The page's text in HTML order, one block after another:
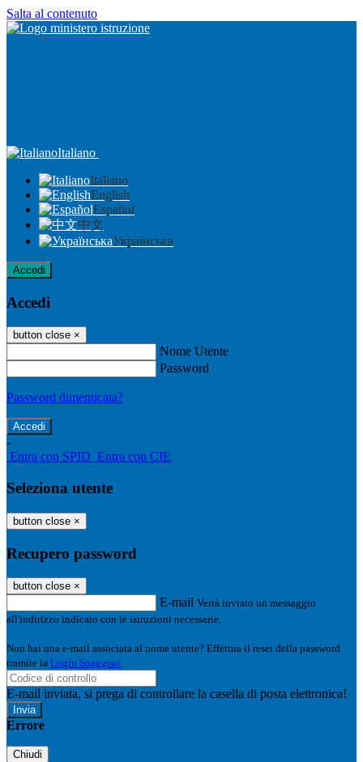
Salta al contenuto
Italiano
Italiano
English
Español
中文
Українська
Accedi
Accedi
button close ×
Nome Utente
Password
Password dimenticata?
-
Entra con SPID Entra con CIE
Seleziona utente
button close ×
Recupero password
button close ×
E-mail Verrà inviato un messaggio
all'indirizzo indicato con le istruzioni necessarie.
Non hai una e-mail associata al nome utente? Effettua il reset della password
tramite la Login Spaggiari
E-mail inviata, si prega di controllare la casella di posta elettronica!
Errore
Chiudi